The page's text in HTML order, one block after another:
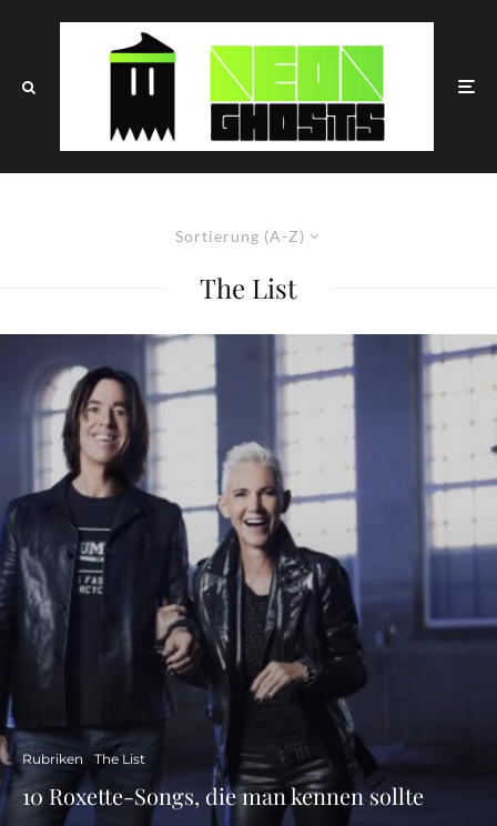
Sortierung (A-Z)
The List
Rubriken The List
10 Roxette-Songs, die man kennen sollte